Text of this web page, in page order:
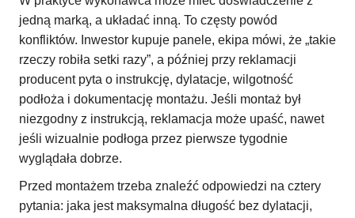
jedną marką, a układać inną. To częsty powód
konfliktów. Inwestor kupuje panele, ekipa mówi, że „takie
rzeczy robiła setki razy”, a później przy reklamacji
producent pyta o instrukcję, dylatacje, wilgotność
podłoża i dokumentację montażu. Jeśli montaż był
niezgodny z instrukcją, reklamacja może upaść, nawet
jeśli wizualnie podłoga przez pierwsze tygodnie
wyglądała dobrze.
Przed montażem trzeba znaleźć odpowiedzi na cztery
pytania: jaka jest maksymalna długość bez dylatacji,